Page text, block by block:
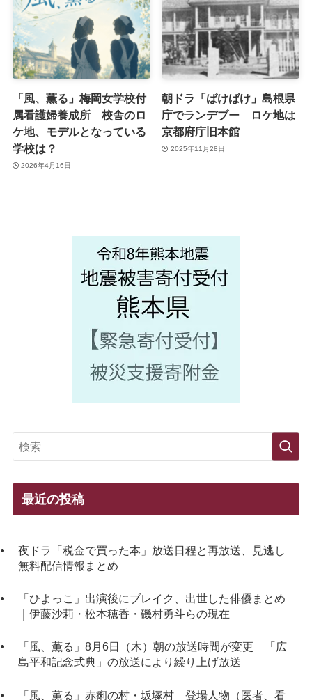
「風、薫る」梅岡女学校付
属看護婦養成所 校舎のロ
ケ地、モデルとなっている
学校は？
2026年4月16日
朝ドラ「ばけばけ」島根県
庁でランデブー ロケ地は
京都府庁旧本館
2025年11月28日
最近の投稿
夜ドラ「税金で買った本」放送日程と再放送、見逃し
無料配信情報まとめ
「ひよっこ」出演後にブレイク、出世した俳優まとめ
｜伊藤沙莉・松本穂香・磯村勇斗らの現在
「風、薫る」8月6日（木）朝の放送時間が変更 「広
島平和記念式典」の放送により繰り上げ放送
「風、薫る」赤痢の村・坂塚村 登場人物（医者、看